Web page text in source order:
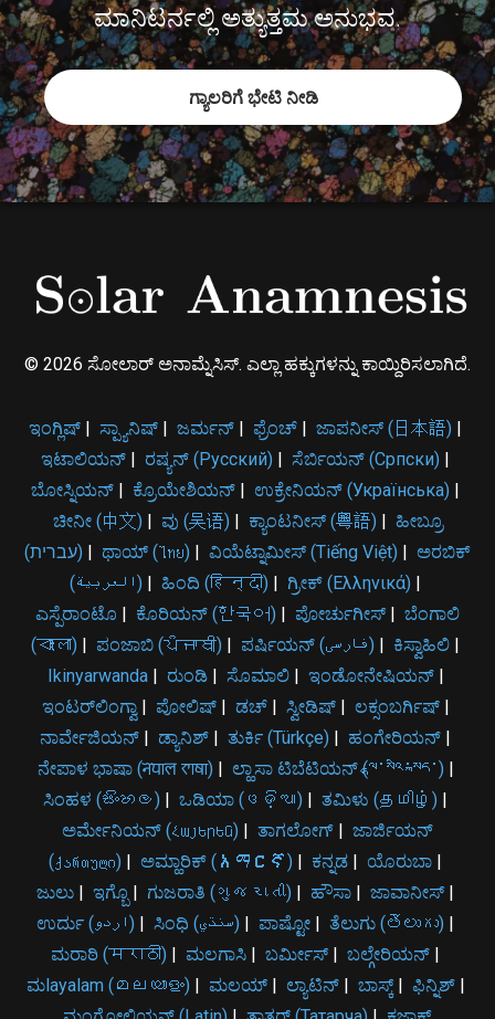
ಮಾನಿಟರ್ನಲ್ಲಿ ಅತ್ಯುತ್ತಮ ಅನುಭವ.
ಗ್ಯಾಲರಿಗೆ ಭೇಟಿ ನೀಡಿ
© 2026 ಸೋಲಾರ್ ಅನಾಮ್ನೆಸಿಸ್. ಎಲ್ಲಾ ಹಕ್ಕುಗಳನ್ನು ಕಾಯ್ದಿರಿಸಲಾಗಿದೆ.
ಇಂಗ್ಲಿಷ್ ಸ್ಪ್ಯಾನಿಷ್ ಜರ್ಮನ್ ಫ್ರೆಂಚ್ ಜಾಪನೀಸ್ (日本語)
ಇಟಾಲಿಯನ್
ರಷ್ಯನ್ (Русский) ಸೆರ್ಬಿಯನ್ (Српски)
ಬೋಸ್ನಿಯನ್
ಕ್ರೊಯೇಶಿಯನ್ ಉಕ್ರೇನಿಯನ್ (Українська)
ಚೀನೀ (中文)| ವು (吴语)| ಕ್ಯಾಂಟನೀಸ್ (粵語)| ಹೀಬ್ರೂ
(עברית)
ಥಾಯ್ (ไทย) ವಿಯೆಟ್ನಾಮೀಸ್ (Tiếng Việt)
ಅರಬಿಕ್
(العربية)
ಹಿಂದಿ (हिन्दी) ಗ್ರೀಕ್ (Ελληνικά)
ಎಸ್ಪೆರಾಂಟೊ
ಕೊರಿಯನ್ (한국어) ಪೋರ್ಚುಗೀಸ್| ಬೆಂಗಾಲಿ
(বাংলা)
ಪಂಜಾಬಿ (ਪੰਜਾਬੀ) ಪರ್ಷಿಯನ್ (فارسی) ಕಿಸ್ವಾಹಿಲಿ
Ikinyarwanda| ರುಂಡಿ| ಸೊಮಾಲಿ| ಇಂಡೋನೇಷಿಯನ್|
ಇಂಟರ್‌ಲಿಂಗ್ವಾ| ಪೋಲಿಷ್| ಡಚ್| ಸ್ವೀಡಿಷ್| ಲಕ್ಸಂಬರ್ಗಿಷ್|
ನಾರ್ವೇಜಿಯನ್
ಡ್ಯಾನಿಶ್ ತುರ್ಕಿ (Türkçe) ಹಂಗೇರಿಯನ್
ನೇಪಾಳ ಭಾಷಾ (𑐣𑐾𑐥𑐵𑐮 𑐨𑐵𑐲𑐵)| ಲ್ಹಾಸಾ ಟಿಬೆಟಿಯನ್ (ལྷ་སའི་སྐད་)|
ಸಿಂಹಳ (සිංහල)
ಒಡಿಯಾ (ଓଡ଼ିଆ) ತಮಿಳು (தமிழ்)
ಅರ್ಮೇನಿಯನ್ (Հայերեն)
ತಾಗಲೋಗ್
ಜಾರ್ಜಿಯನ್
(ქართული)
ಅಮ್ಹಾರಿಕ್ (አማርኛ) ಕನ್ನಡ ಯೊರುಬಾ
ಜುಲು
ಇಗ್ಬೊ ಗುಜರಾತಿ (ગુજરાતી) ಹೌಸಾ ಜಾವಾನೀಸ್|
ಉರ್ದು (اردو)
ಸಿಂಧಿ (سنڌي) ಪಾಷ್ಟೋ ತೆಲುಗು (తెలుగు)
ಮರಾಠಿ (मराठी)
ಮಲಗಾಸಿ ಬರ್ಮೀಸ್| ಬಲ್ಗೇರಿಯನ್
ಮlayalam (മലയാളം)| ಮಲಯ್| ಲ್ಯಾಟಿನ್| ಬಾಸ್ಕ್| ಫಿನ್ನಿಶ್|